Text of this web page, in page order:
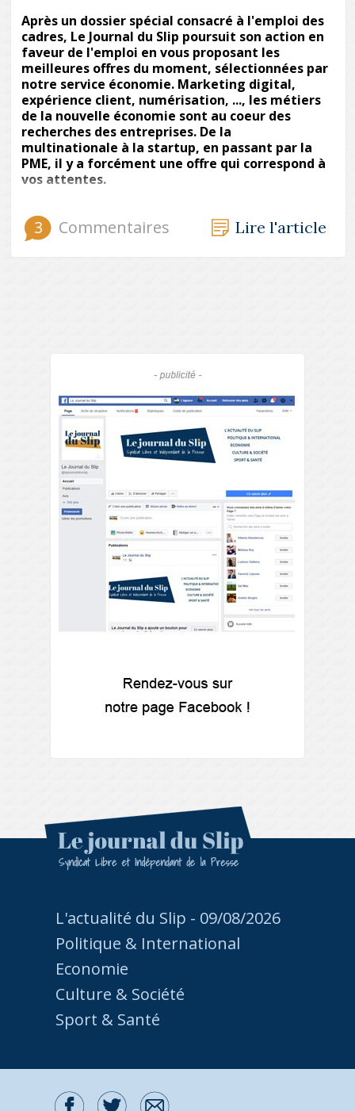
Après un dossier spécial consacré à l'emploi des
cadres, Le Journal du Slip poursuit son action en
faveur de l'emploi en vous proposant les
meilleures offres du moment, sélectionnées par
notre service économie. Marketing digital,
expérience client, numérisation, ..., les métiers
de la nouvelle économie sont au coeur des
recherches des entreprises. De la
multinationale à la startup, en passant par la
PME, il y a forcément une offre qui correspond à
vos attentes.
3Commentaires Lire l'article
L'actualité du Slip - 09/08/2026
Politique & International
Economie
Culture & Société
Sport & Santé